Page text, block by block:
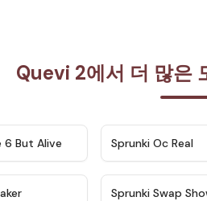
Quevi 2에서 더 많은
★ 4.9
6 But Alive Sprunki Oc Real
Sprunki Swap